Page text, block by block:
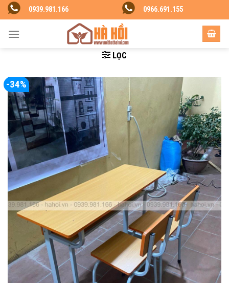
Skip
to
content
0939.981.166 0966.691.155
LỌC
-34%